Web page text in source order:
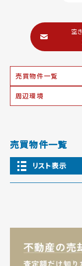
空
売買物件一覧
周辺環境
売買物件一覧
リスト表示